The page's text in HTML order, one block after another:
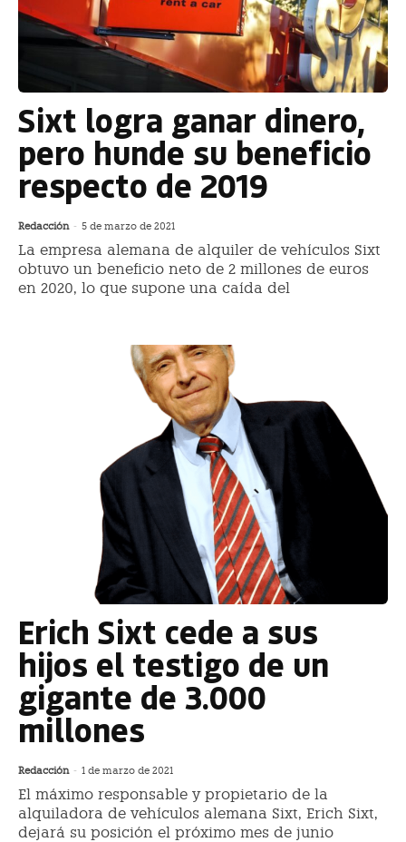
Sixt logra ganar dinero,
pero hunde su beneficio
respecto de 2019
Redacción - 5 de marzo de 2021
La empresa alemana de alquiler de vehículos Sixt
obtuvo un beneficio neto de 2 millones de euros
en 2020, lo que supone una caída del
Erich Sixt cede a sus
hijos el testigo de un
gigante de 3.000
millones
Redacción - 1 de marzo de 2021
El máximo responsable y propietario de la
alquiladora de vehículos alemana Sixt, Erich Sixt,
dejará su posición el próximo mes de junio